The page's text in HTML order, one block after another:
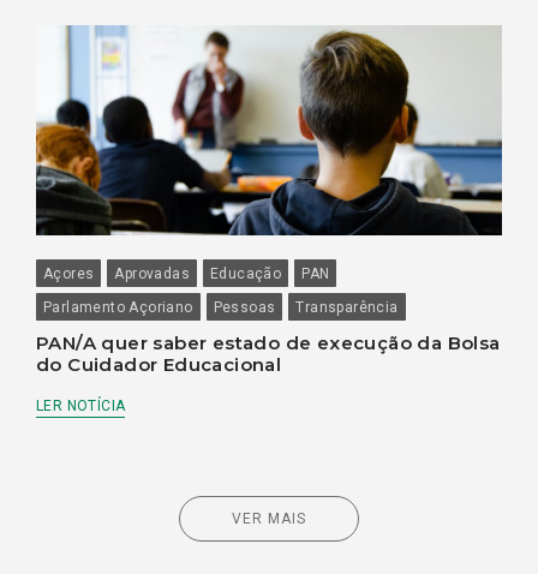
Açores Aprovadas Educação
PAN
Parlamento Açoriano
Pessoas Transparência
PAN/A quer saber estado de execução da Bolsa
do Cuidador Educacional
LER NOTÍCIA
VER MAIS